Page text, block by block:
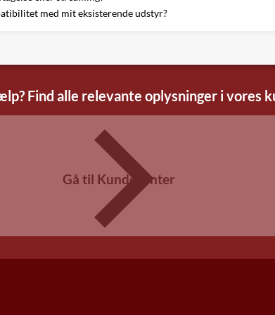
med mit eksisterende udstyr?
Find alle relevante oplysninger i vores
Gå til Kundecenter